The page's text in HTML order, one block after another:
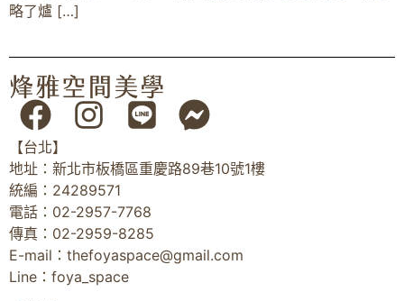
略了爐 […]
【台北】
地址：新北市板橋區重慶路89巷10號1樓
統編：24289571
電話：02-2957-7768
傳真：02-2959-8285
E-mail： thefoyaspace@gmail.com
Line：foya_space